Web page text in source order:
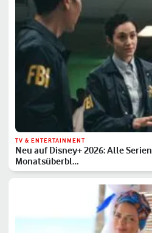
TV & ENTERTAINMENT
Neu auf Disney+ 2026: Alle
Monatsüberbl…